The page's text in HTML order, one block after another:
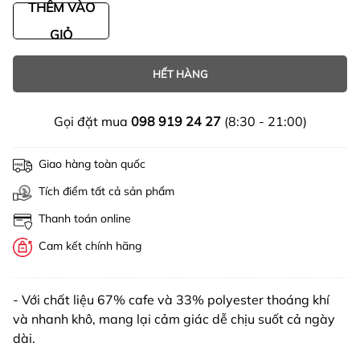
THÊM VÀO
GIỎ
HẾT HÀNG
Gọi đặt mua 098 919 24 27(8:30 - 21:00)
Giao hàng toàn quốc
Tích điểm tất cả sản phẩm
Thanh toán online
Cam kết chính hãng
- Với chất liệu 67% cafe và 33% polyester thoáng khí
và nhanh khô, mang lại cảm giác dễ chịu suốt cả ngày
dài.